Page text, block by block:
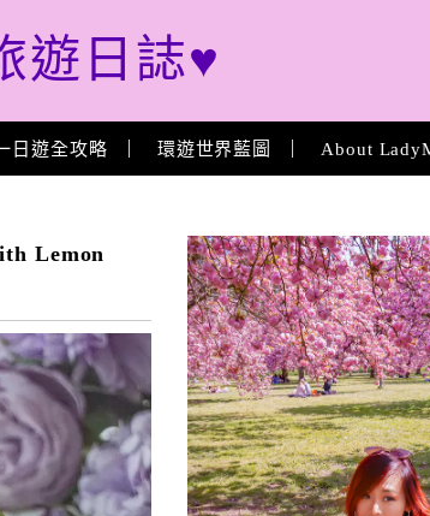
遊日誌♥
日遊全攻略 環遊世界藍圖 About
Lemon
About